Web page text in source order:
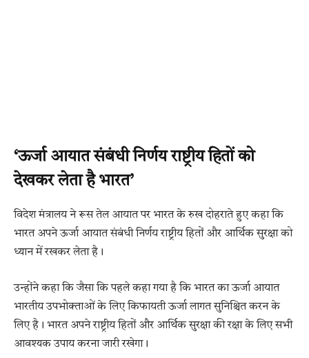
‘ऊर्जा आयात संबंधी निर्णय राष्ट्रीय हितों को
देखकर लेता है भारत’
विदेश मंत्रालय ने रूस तेल आयात पर भारत के रुख दोहराते हुए कहा कि
भारत अपने ऊर्जा आयात संबंधी निर्णय राष्ट्रीय हितों और आर्थिक सुरक्षा को
ध्यान में रखकर लेता है।
उन्होंने कहा कि जैसा कि पहले कहा गया है कि भारत का ऊर्जा आयात
भारतीय उपभोक्ताओं के लिए किफायती ऊर्जा लागत सुनिश्चित करन के
लिए है। भारत अपने राष्ट्रीय हितों और आर्थिक सुरक्षा की रक्षा के लिए सभी
आवश्यक उपाय करना जारी रखेगा।